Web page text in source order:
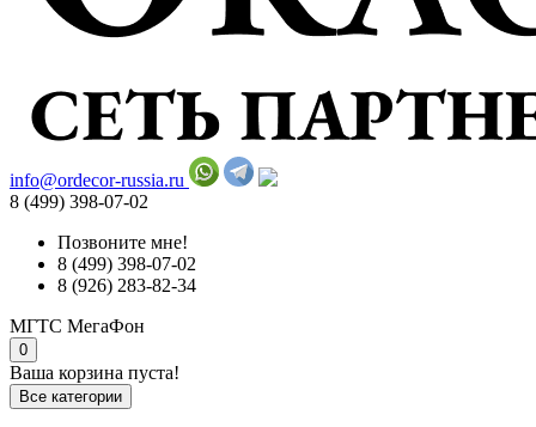
info@ordecor-russia.ru
8 (499) 398-07-02
Позвоните мне!
8 (499) 398-07-02
8 (926) 283-82-34
МГТС МегаФон
0
Ваша корзина пуста!
Все категории